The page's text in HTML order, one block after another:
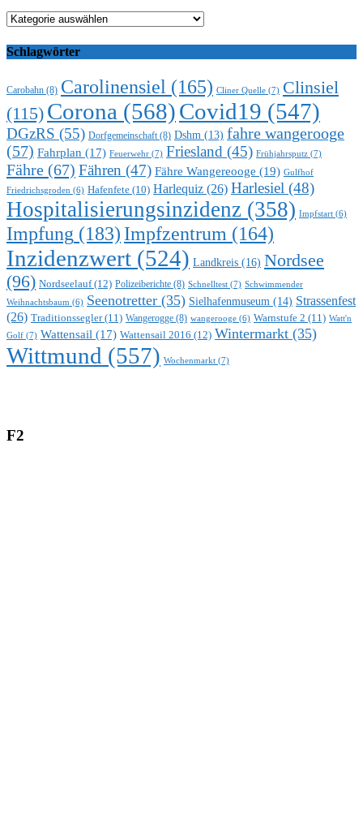
Kategorien
Schlagwörter
Carobahn (8) Carolinensiel (165) Cliner Quelle (7) Clinsiel
(115) Corona (568)Covid19 (547)
DGzRS (55) Dorfgemeinschaft(8) Dshm (13) fahre wangerooge
(57) Fahrplan (17) Feuerwehr (7) Friesland (45) Frühjahrsputz (7)
Fähre (67) Fähren (47) Fähre Wangereooge (19) Gulfhof
Friedrichsgroden (6) Hafenfete (10) Harlequiz (26) Harlesiel (48)
Hospitalisierungsinzidenz (358) Impfstart (6)
Impfung (183) Impfzentrum (164)
Inzidenzwert (524) Landkreis (16) Nordsee
(96) Nordseelauf(12) Polizeiberichte (8) Schnelltest (7) Schwimmender
Weihnachtsbaum (6) Seenotretter (35) Sielhafenmuseum (14) Strassenfest
(26) Traditionssegler(11) Wangerogge (8) wangerooge (6) Warnstufe 2 (11) Watt'n
Golf (7) Wattensail (17) Wattensail 2016 (12) Wintermarkt (35)
Wittmund (557) Wochenmarkt (7)
F2